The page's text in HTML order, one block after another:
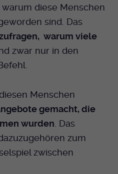
warum diese Menschen
sind. Das
warum viele
zwar nur in den
Menschen
gemacht, die
wurden . Das
zum
zwischen